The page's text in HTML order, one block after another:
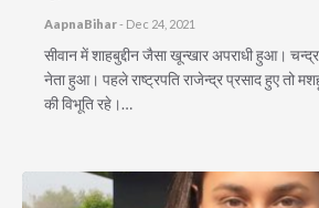
AapnaBihar- Dec 24, 2021
सीवान में शाहबुद्दीन जैसा खून्खार अपराधी हुआ।
नेता हुआ। पहले राष्ट्रपति राजेन्द्र प्रसाद हुए तो
की विभूति रहे।…